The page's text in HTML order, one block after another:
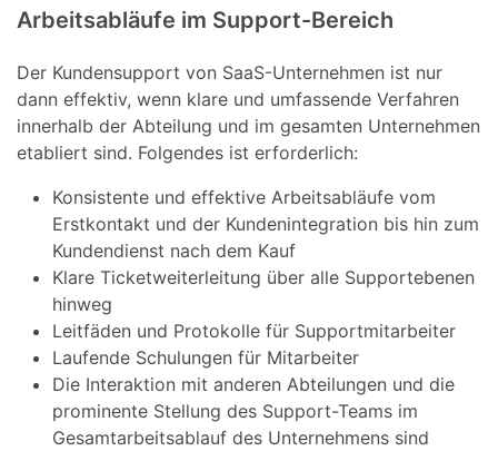
Arbeitsabläufe im Support-Bereich
Der Kundensupport von SaaS-Unternehmen ist nur
dann effektiv, wenn klare und umfassende Verfahren
innerhalb der Abteilung und im gesamten Unternehmen
etabliert sind. Folgendes ist erforderlich:
Konsistente und effektive Arbeitsabläufe vom
Erstkontakt und der Kundenintegration bis hin zum
Kundendienst nach dem Kauf
Klare Ticketweiterleitung über alle Supportebenen
hinweg
Leitfäden und Protokolle für Supportmitarbeiter
Laufende Schulungen für Mitarbeiter
Die Interaktion mit anderen Abteilungen und die
prominente Stellung des Support-Teams im
Gesamtarbeitsablauf des Unternehmens sind